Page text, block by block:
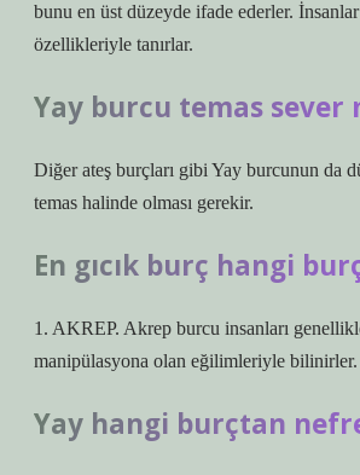
bunu en üst düzeyde ifade ederler.
özellikleriyle tanırlar.
Yay burcu temas sever
Diğer ateş burçları gibi Yay burcunun da
temas halinde olması gerekir.
En gıcık burç hangi
1. AKREP. Akrep burcu insanları
manipülasyona olan eğilimleriyle bilinirler.
Yay hangi burçtan